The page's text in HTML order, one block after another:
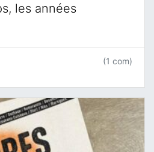
les années
(1 com)